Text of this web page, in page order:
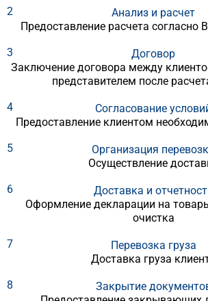
2
Анализ и расчет
Предоставление расчета согласно
3
Договор
Заключение договора между
представителем после
4
Согласование
Предоставление клиентом
5
Организация
Осуществление
6
Доставка и
Оформление декларации на
очистка
7
Перевозка груза
Доставка груза
8
Закрытие